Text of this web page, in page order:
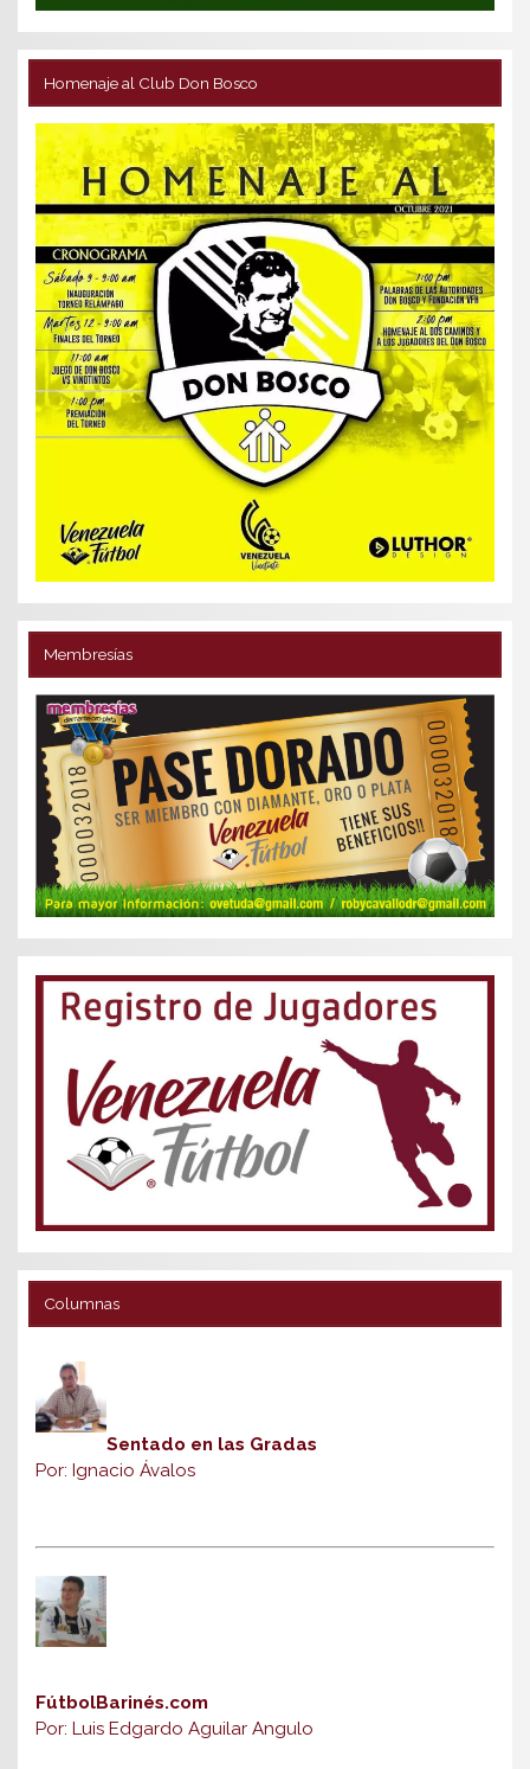
Homenaje al Club Don Bosco
Membresías
Columnas
Sentado en las Gradas
Por: Ignacio Ávalos
FútbolBarinés.com
Por: Luis Edgardo Aguilar Angulo